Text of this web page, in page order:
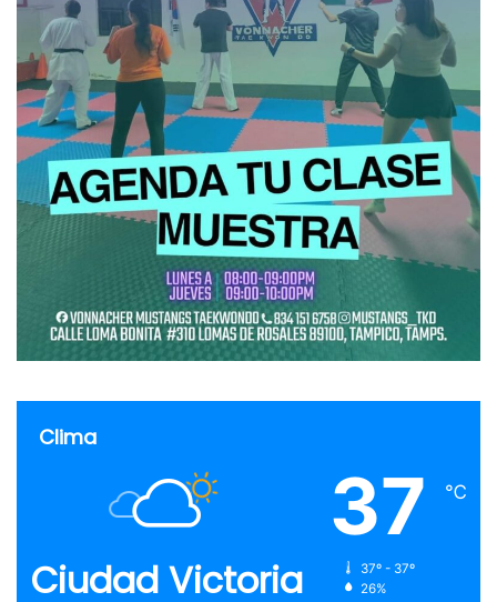
Clima
Ciudad Victoria
37 ℃
37º - 37º
26%